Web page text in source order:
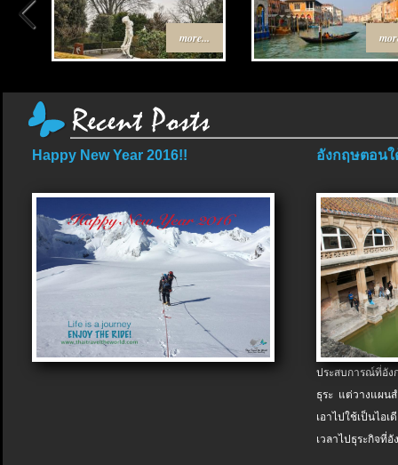
more...
Happy New Year 2016!! อังกฤษตอนใ
ประสบการณ์ที่อัง
ธุระ แต่วางแผน
เอาไปใช้เป็นไอ
เวลาไปธุระกิจที่อั